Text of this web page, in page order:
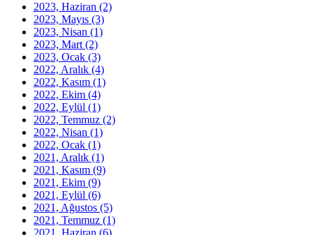
2023, Haziran (2)
2023, Mayıs (3)
2023, Nisan (1)
2023, Mart (2)
2023, Ocak (3)
2022, Aralık (4)
2022, Kasım (1)
2022, Ekim (4)
2022, Eylül (1)
2022, Temmuz (2)
2022, Nisan (1)
2022, Ocak (1)
2021, Aralık (1)
2021, Kasım (9)
2021, Ekim (9)
2021, Eylül (6)
2021, Ağustos (5)
2021, Temmuz (1)